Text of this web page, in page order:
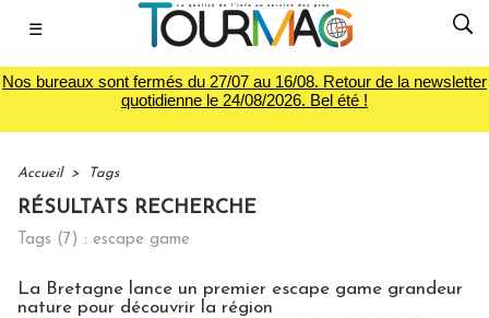
☰
Nos bureaux sont fermés du 27/07 au 16/08. Retour de la newsletter
quotidienne le 24/08/2026. Bel été !
Accueil > Tags
RÉSULTATS RECHERCHE
Tags (7) : escape game
La Bretagne lance un premier escape game grandeur
nature pour découvrir la région